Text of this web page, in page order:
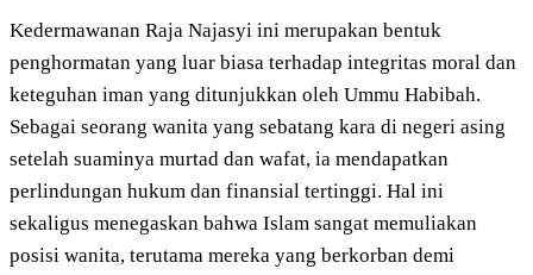
Kedermawanan Raja Najasyi ini merupakan bentuk
penghormatan yang luar biasa terhadap integritas moral dan
keteguhan iman yang ditunjukkan oleh Ummu Habibah.
Sebagai seorang wanita yang sebatang kara di negeri asing
setelah suaminya murtad dan wafat, ia mendapatkan
perlindungan hukum dan finansial tertinggi. Hal ini
sekaligus menegaskan bahwa Islam sangat memuliakan
posisi wanita, terutama mereka yang berkorban demi